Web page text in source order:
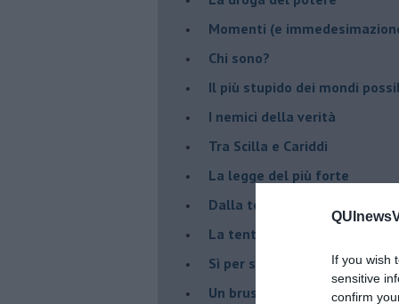
If you wish
sensitive
confirm
Momenti (e
Chi sono?
Il più stupido dei mondi
I nemici della verità
Tra Scilla e Cariddi
La legge del più forte
Dalla terra alla luna
La tentazione
​Sì per sempre? O no al
Un brusco risveglio